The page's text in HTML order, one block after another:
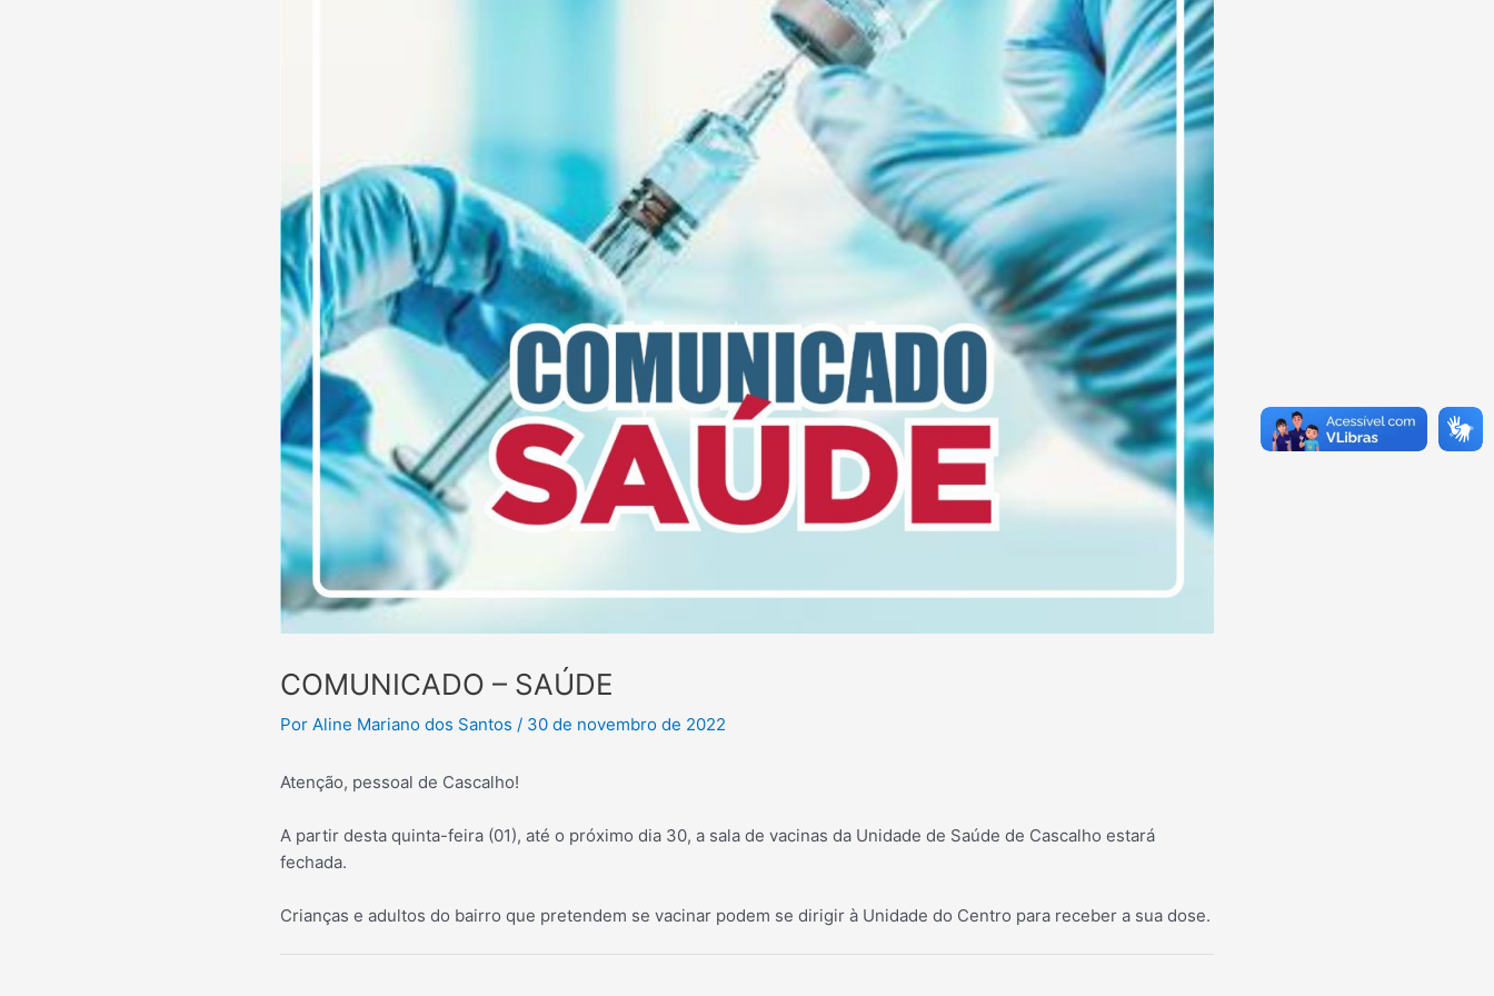
COMUNICADO – SAÚDE
Por Aline Mariano dos Santos / 30 de novembro de 2022
Atenção, pessoal de Cascalho!
A partir desta quinta-feira (01), até o próximo dia 30, a sala de vacinas da Unidade de Saúde de Cascalho estará
fechada.
Crianças e adultos do bairro que pretendem se vacinar podem se dirigir à Unidade do Centro para receber a sua dose.